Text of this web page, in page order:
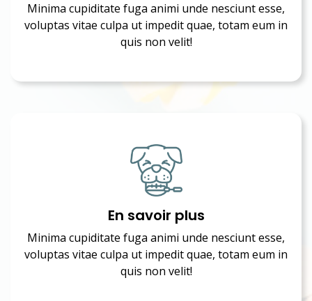
Minima cupiditate fuga animi unde nesciunt esse,
voluptas vitae culpa ut impedit quae, totam eum in
quis non velit!
En savoir plus
Minima cupiditate fuga animi unde nesciunt esse,
voluptas vitae culpa ut impedit quae, totam eum in
quis non velit!